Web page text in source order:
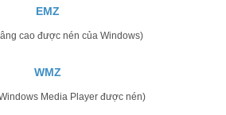
EMZ
cao được nén của Windows)
WMZ
Media Player được nén)